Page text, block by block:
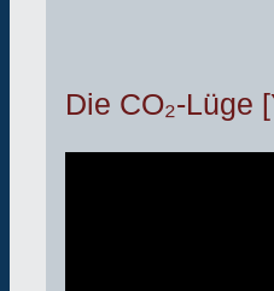
Die CO₂-Lüge